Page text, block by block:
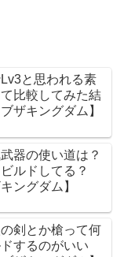
と思われる素
比較してみた結
ザキングダム】
器の使い道は？
ルドしてる？
ングダム】
剣とか槍って何
するのがいい